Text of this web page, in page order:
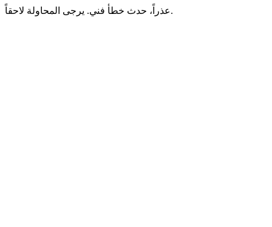
عذراً، حدث خطأ فني. يرجى المحاولة لاحقاً.